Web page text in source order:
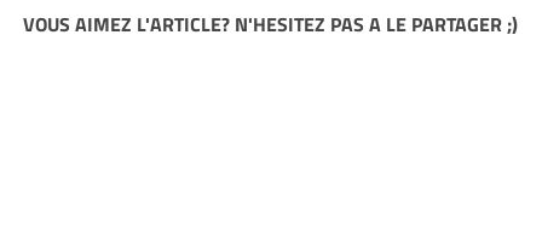
VOUS AIMEZ L'ARTICLE? N'HESITEZ PAS A LE PARTAGER ;)